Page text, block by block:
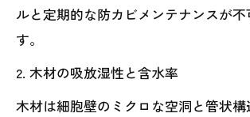
ルと定期的な防カビメンテナンスが不
す。
2. 木材の吸放湿性と含水率
木材は細胞壁のミクロな空洞と管状